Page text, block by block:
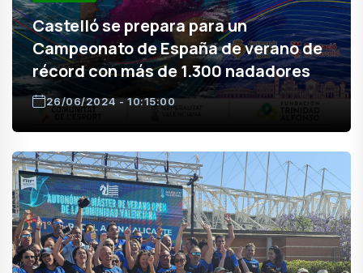
Castelló se prepara para un
Campeonato de España de verano de
récord con más de 1.300 nadadores
26/06/2024 - 10:15:00